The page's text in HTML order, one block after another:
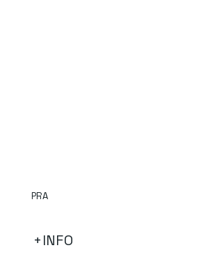
PRA
+INFO